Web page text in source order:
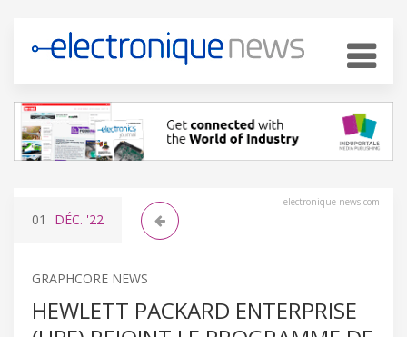
electronique-news.com
01 DÉC. '22
GRAPHCORE NEWS
HEWLETT PACKARD ENTERPRISE